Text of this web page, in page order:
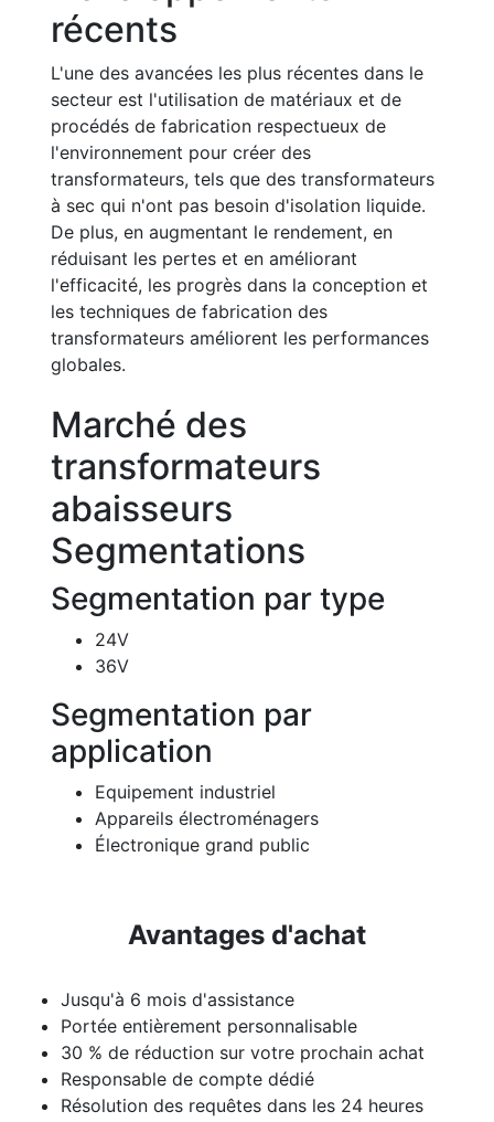
récents
L'une des avancées les plus récentes dans le
secteur est l'utilisation de matériaux et de
procédés de fabrication respectueux de
l'environnement pour créer des
transformateurs, tels que des transformateurs
à sec qui n'ont pas besoin d'isolation liquide.
De plus, en augmentant le rendement, en
réduisant les pertes et en améliorant
l'efficacité, les progrès dans la conception et
les techniques de fabrication des
transformateurs améliorent les performances
globales.
Marché des
transformateurs
abaisseurs
Segmentations
Segmentation par type
24V
36V
Segmentation par
application
Equipement industriel
Appareils électroménagers
Électronique grand public
Avantages d'achat
Jusqu'à 6 mois d'assistance
Portée entièrement personnalisable
30 % de réduction sur votre prochain achat
Responsable de compte dédié
Résolution des requêtes dans les 24 heures